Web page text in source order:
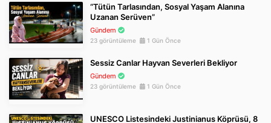
“Tütün Tarlasından, Sosyal Yaşam Alanına
Uzanan Serüven”
Gündem
23 görüntüleme 1 Gün Önce
Sessiz Canlar Hayvan Severleri Bekliyor
Gündem
23 görüntüleme 1 Gün Önce
UNESCO Listesindeki Justinianus Köprüsü, 8